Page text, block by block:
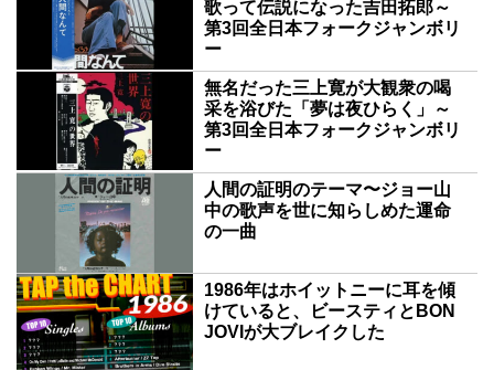
歌って伝説になった吉田拓郎～
第3回全日本フォークジャンボリ
ー
無名だった三上寛が大観衆の喝
采を浴びた「夢は夜ひらく」～
第3回全日本フォークジャンボリ
ー
人間の証明のテーマ〜ジョー山
中の歌声を世に知らしめた運命
の一曲
1986年はホイットニーに耳を傾
けていると、ビースティとBON
JOVIが大ブレイクした